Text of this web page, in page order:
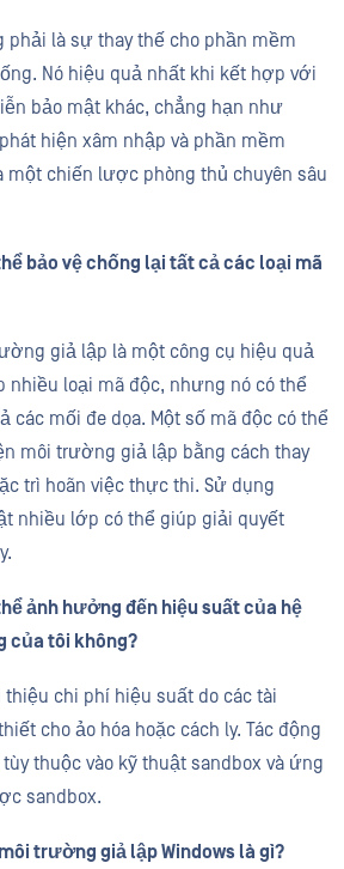
phải là sự thay thế cho phần mềm
Nó hiệu quả nhất khi kết hợp với
bảo mật khác, chẳng hạn như
hiện xâm nhập và phần mềm
một chiến lược phòng thủ chuyên sâu
bảo vệ chống lại tất cả các loại mã
giả lập là một công cụ hiệu quả
nhiều loại mã độc, nhưng nó có thể
các mối đe dọa. Một số mã độc có thể
môi trường giả lập bằng cách thay
trì hoãn việc thực thi. Sử dụng
nhiều lớp có thể giúp giải quyết
ảnh hưởng đến hiệu suất của hệ
của tôi không?
chi phí hiệu suất do các tài
cho ảo hóa hoặc cách ly. Tác động
thuộc vào kỹ thuật sandbox và ứng
sandbox.
trường giả lập Windows là gì?